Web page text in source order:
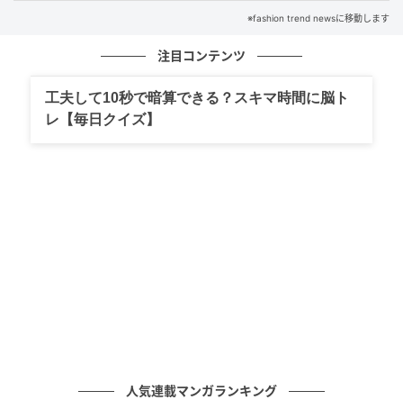
※fashion trend newsに移動します
注目コンテンツ
工夫して10秒で暗算できる？スキマ時間に脳ト
レ【毎日クイズ】
人気連載マンガランキング